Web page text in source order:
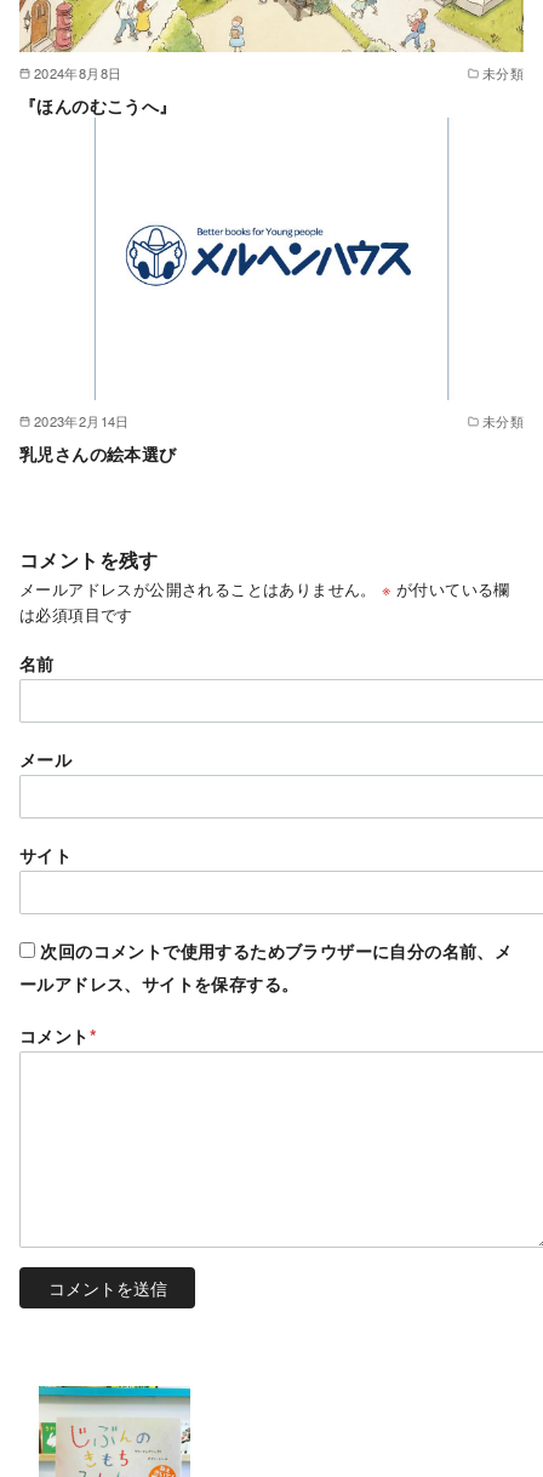
2024年8月8日 未分類
『ほんのむこうへ』
2023年2月14日 未分類
乳児さんの絵本選び
コメントを残す
メールアドレスが公開されることはありません。 ※ が付いている欄
は必須項目です
名前
メール
サイト
次回のコメントで使用するためブラウザーに自分の名前、メ
ールアドレス、サイトを保存する。
コメント*